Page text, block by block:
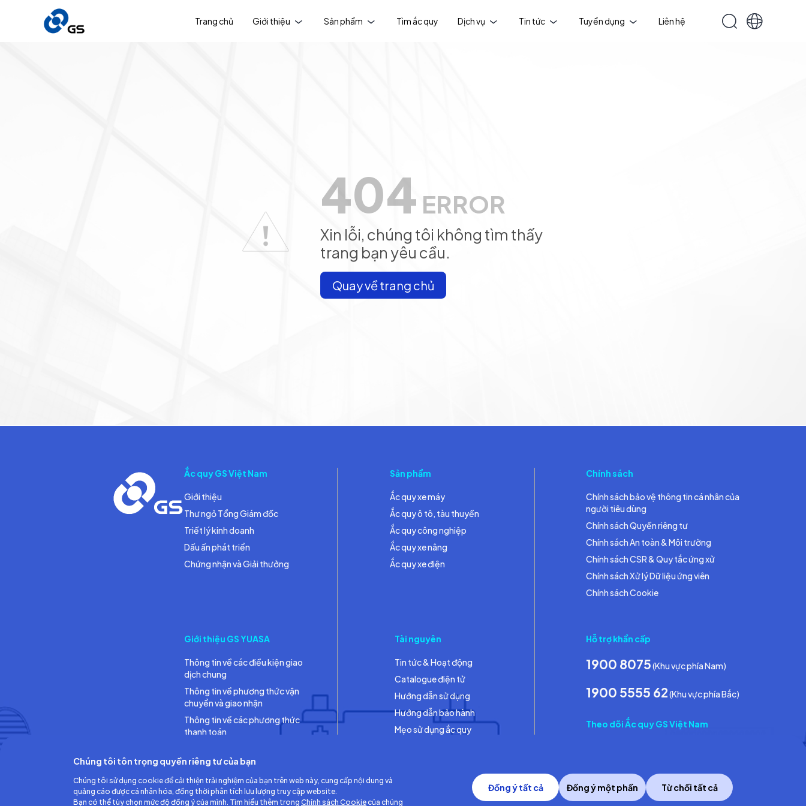
Trang chủ Giới thiệu Sản phẩm Tìm ắc quy Dịch vụ Tin tức Tuyển dụng Liên hệ
404 ERROR
Xin lỗi, chúng tôi không tìm thấy
trang bạn yêu cầu.
Quay về trang chủ
Ắc quy GS Việt Nam
Giới thiệu
Thư ngỏ Tổng Giám đốc
Triết lý kinh doanh
Dấu ấn phát triển
Chứng nhận và Giải thưởng
Sản phẩm
Ắc quy xe máy
Ắc quy ô tô, tàu thuyền
Ắc quy công nghiệp
Ắc quy xe nâng
Ắc quy xe điện
Chính sách
Chính sách bảo vệ thông tin cá nhân của
người tiêu dùng
Chính sách Quyền riêng tư
Chính sách An toàn & Môi trường
Chính sách CSR & Quy tắc ứng xử
Chính sách Xử lý Dữ liệu ứng viên
Chính sách Cookie
Giới thiệu GS YUASA
Thông tin về các điều kiện giao
dịch chung
Thông tin về phương thức vận
chuyển và giao nhận
Thông tin về các phương thức
thanh toán
Tài nguyên
Tin tức & Hoạt động
Catalogue điện tử
Hướng dẫn sử dụng
Hướng dẫn bảo hành
Mẹo sử dụng ắc quy
Hỗ trợ khẩn cấp
1900 8075(Khu vực phía Nam)
1900 5555 62(Khu vực phía Bắc)
Theo dõi Ắc quy GS Việt Nam
Công ty TNHH Ắc quy GS Việt Nam Copyright © 2014 GS Battery Vietnam Co., Ltd
Chúng tôi tôn trọng quyền riêng tư của bạn
Chúng tôi sử dụng cookie để cải thiện trải nghiệm của bạn trên web này, cung cấp nội dung và
quảng cáo được cá nhân hóa, đồng thời phân tích lưu lượng truy cập website.
Bạn có thể tùy chọn mức độ đồng ý của mình. Tìm hiểu thêm trong Chính sách Cookiecủa chúng
Đồng ý tất cả Đồng ý một phần Từ chối tất cả